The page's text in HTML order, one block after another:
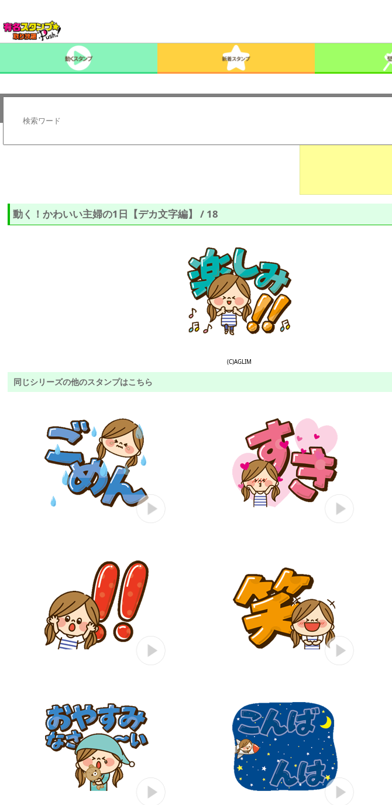
動く！かわいい主婦の1日【デカ文字編】 / 18
(C)AGLIM
同じシリーズの他のスタンプはこちら